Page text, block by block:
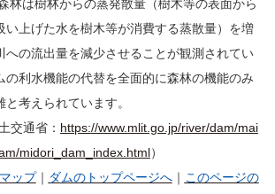
林は樹林からの蒸発散量（樹木等の表面から
い上げた水を樹木等が消費する蒸散量）を増
への流出量を減少させることが観測されてい
の利水機能の代替を全面的に森林の機能のみ
考えられています。
交通省： https://www.mlit.go.jp/river/dam/mai
midori_dam_index.html）
ップ｜ ダムのトップページへ｜ このページの